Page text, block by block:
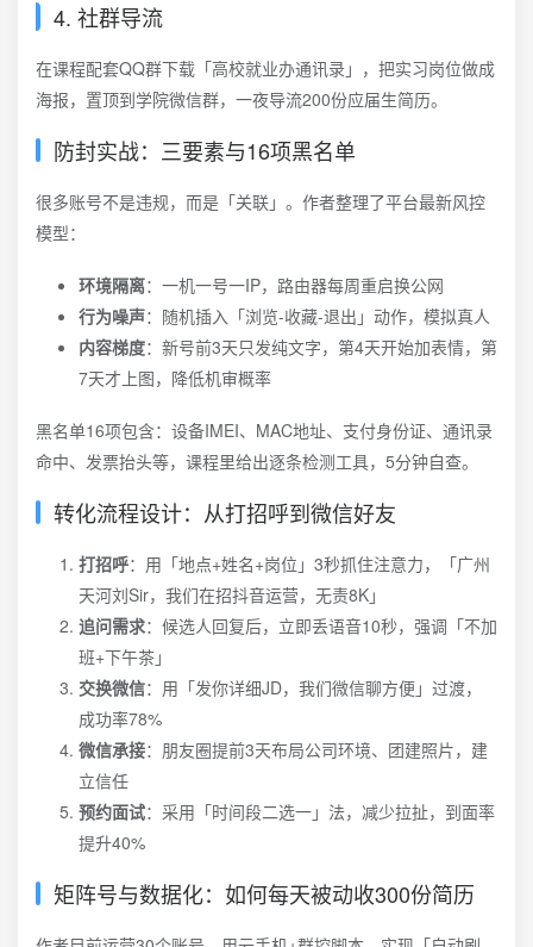
4. 社群导流
在课程配套QQ群下载「高校就业办通讯录」，把实习岗位做成
海报，置顶到学院微信群，一夜导流200份应届生简历。
防封实战：三要素与16项黑名单
很多账号不是违规，而是「关联」。作者整理了平台最新风控
模型：
环境隔离：一机一号一IP，路由器每周重启换公网
行为噪声：随机插入「浏览-收藏-退出」动作，模拟真人
内容梯度：新号前3天只发纯文字，第4天开始加表情，第
7天才上图，降低机审概率
黑名单16项包含：设备IMEI、MAC地址、支付身份证、通讯录
命中、发票抬头等，课程里给出逐条检测工具，5分钟自查。
转化流程设计：从打招呼到微信好友
打招呼：用「地点+姓名+岗位」3秒抓住注意力，「广州
天河刘Sir，我们在招抖音运营，无责8K」
追问需求：候选人回复后，立即丢语音10秒，强调「不加
班+下午茶」
交换微信：用「发你详细JD，我们微信聊方便」过渡，
成功率78%
微信承接：朋友圈提前3天布局公司环境、团建照片，建
立信任
预约面试：采用「时间段二选一」法，减少拉扯，到面率
提升40%
矩阵号与数据化：如何每天被动收300份简历